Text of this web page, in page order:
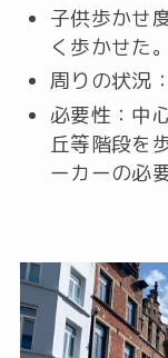
子供歩かせ
く歩かせた
周りの状況
必要性：中
丘等階段を
ーカーの必